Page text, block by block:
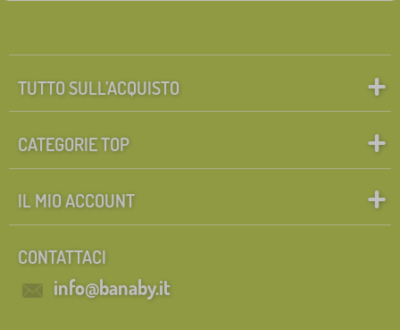
TUTTO SULL’ACQUISTO
CATEGORIE TOP
IL MIO ACCOUNT
CONTATTACI
info@banaby.it